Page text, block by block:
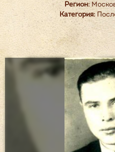
Регион:
Категория: